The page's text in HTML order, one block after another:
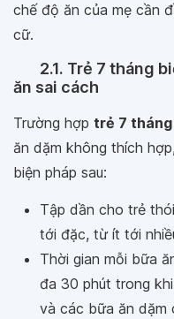
chế độ ăn của mẹ cần
cữ.
2.1. Trẻ 7 tháng
ăn sai cách
Trường hợp trẻ 7 tháng
ăn dặm không thích
biện pháp sau:
Tập dần cho trẻ
tới đặc, từ ít tới
Thời gian mỗi bữa
đa 30 phút trong
và các bữa ăn dặm